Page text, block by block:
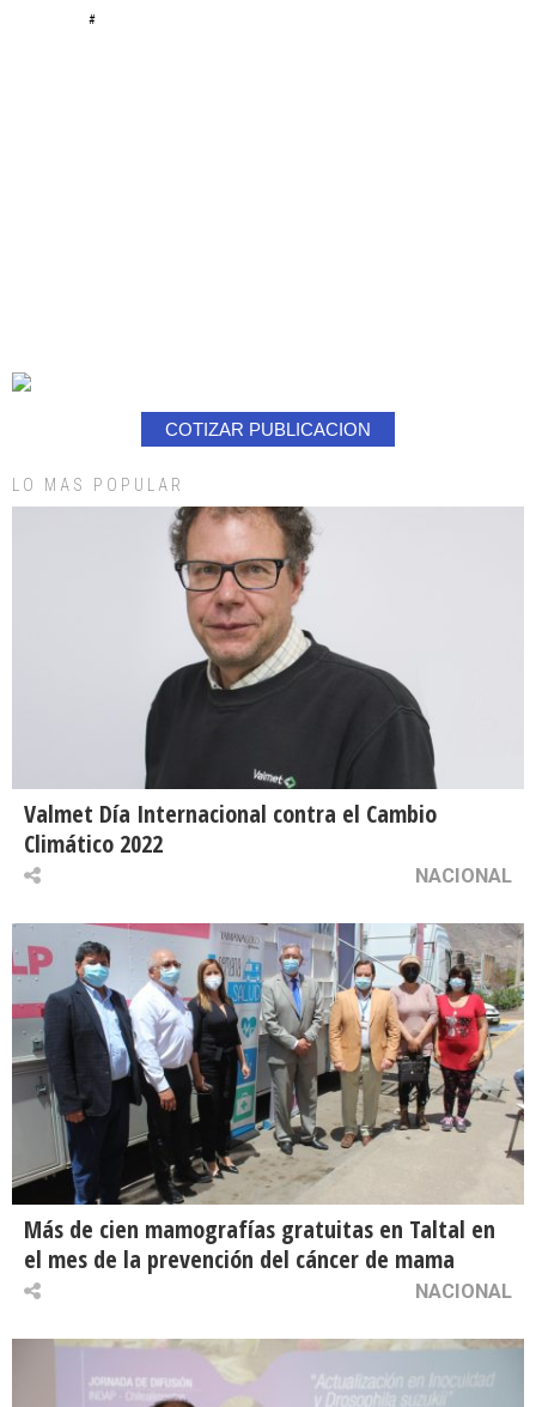
#
COTIZAR PUBLICACION
LO MAS POPULAR
Valmet Día Internacional contra el Cambio
Climático 2022
NACIONAL
Más de cien mamografías gratuitas en Taltal en
el mes de la prevención del cáncer de mama
NACIONAL